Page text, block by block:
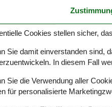
für dänische wie auch für
Strand, an dem
genießen können.
eignen und einen
Ausflugszielen –
Schloss Koldinghus oder
Cookies stellen sicher,
Sie damit einverstanden sind,
In diesem Fall
Sie die Verwendung aller
für personalisierte